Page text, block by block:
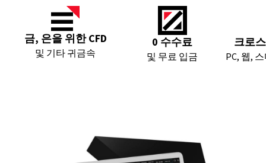
금, 은을 위한 CFD
및 기타 귀금속
0 수수료
및 무료 입금
크로
PC, 웹,